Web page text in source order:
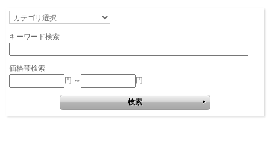
キーワード検索
価格帯検索
円 ～
円